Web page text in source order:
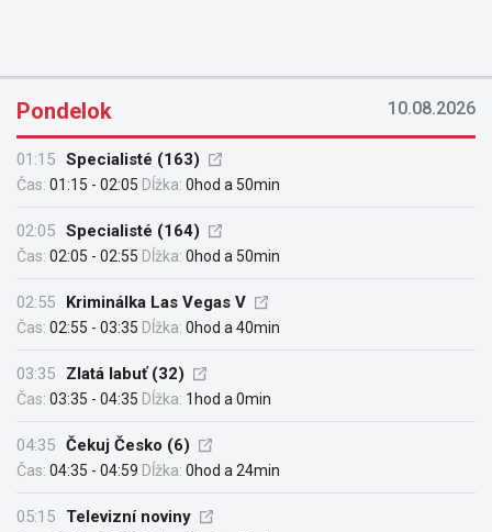
Pondelok 10.08.2026
01:15 Specialisté (163)
Čas: 01:15 - 02:05 Dĺžka: 0hod a 50min
02:05 Specialisté (164)
Čas: 02:05 - 02:55 Dĺžka: 0hod a 50min
02:55 Kriminálka Las Vegas V
Čas: 02:55 - 03:35 Dĺžka: 0hod a 40min
03:35 Zlatá labuť (32)
Čas: 03:35 - 04:35 Dĺžka: 1hod a 0min
04:35 Čekuj Česko (6)
Čas: 04:35 - 04:59 Dĺžka: 0hod a 24min
05:15 Televizní noviny